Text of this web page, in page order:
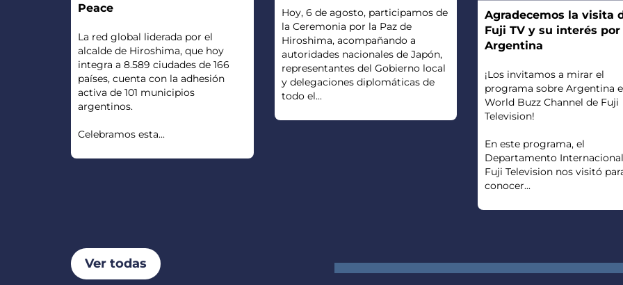
Peace
La red global liderada por el
alcalde de Hiroshima, que hoy
integra a 8.589 ciudades de 166
países, cuenta con la adhesión
activa de 101 municipios
argentinos.
Celebramos esta...
Hoy, 6 de agosto, participamos de
la Ceremonia por la Paz de
Hiroshima, acompañando a
autoridades nacionales de Japón,
representantes del Gobierno local
y delegaciones diplomáticas de
todo el...
Agradecemos la visita
Fuji TV y su interés por
Argentina
¡Los invitamos a mirar el
programa sobre Argentina
World Buzz Channel de Fuji
Television!
En este programa, el
Departamento
Fuji Television nos visitó
conocer...
Ver todas